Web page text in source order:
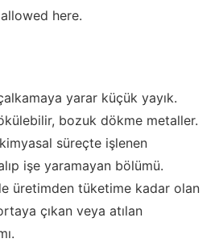
here.
yarar küçük yayık.
bozuk dökme metaller.
süreçte işlenen
işe yaramayan bölümü.
üretimden tüketime kadar olan
çıkan veya atılan